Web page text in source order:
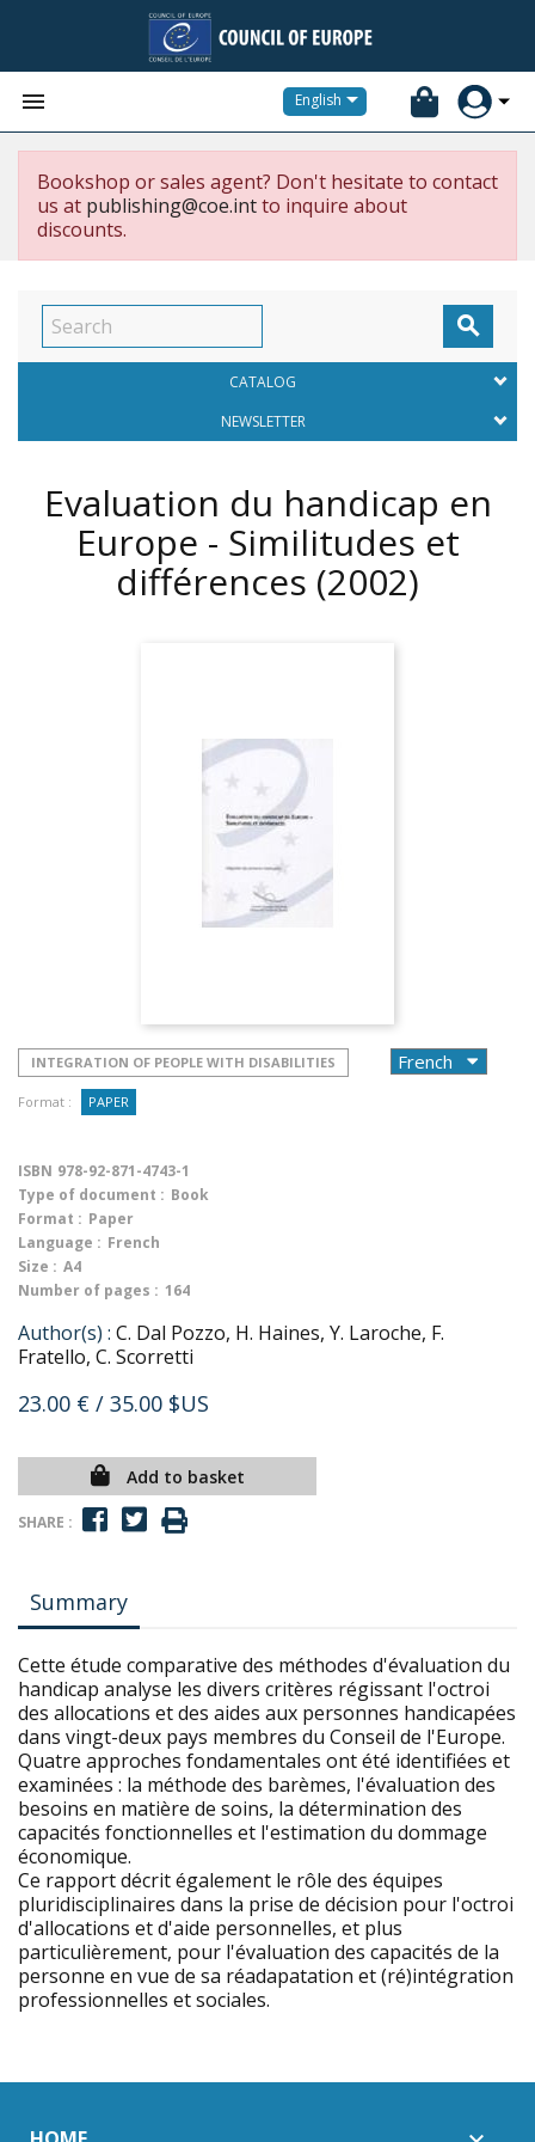
 English
Bookshop or sales agent? Don't hesitate to contact
us at publishing@coe.intto inquire about
discounts.

CATALOG
NEWSLETTER
Evaluation du handicap en
Europe - Similitudes et
différences (2002)
INTEGRATION OF PEOPLE WITH DISABILITIES
Format : PAPER
ISBN 978-92-871-4743-1
Type of document : Book
Format : Paper
Language : French
Size : A4
Number of pages : 164
Author(s) : C. Dal Pozzo, H. Haines, Y. Laroche, F.
Fratello, C. Scorretti
23.00 € / 35.00 $US
Add to basket
SHARE :
Summary
Cette étude comparative des méthodes d'évaluation du
handicap analyse les divers critères régissant l'octroi
des allocations et des aides aux personnes handicapées
dans vingt-deux pays membres du Conseil de l'Europe.
Quatre approches fondamentales ont été identifiées et
examinées : la méthode des barèmes, l'évaluation des
besoins en matière de soins, la détermination des
capacités fonctionnelles et l'estimation du dommage
économique.
Ce rapport décrit également le rôle des équipes
pluridisciplinaires dans la prise de décision pour l'octroi
d'allocations et d'aide personnelles, et plus
particulièrement, pour l'évaluation des capacités de la
personne en vue de sa réadapatation et (ré)intégration
professionnelles et sociales.